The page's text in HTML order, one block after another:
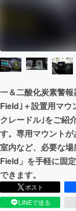
一＆二酸化炭素警
Field｣＋設置用マウ
クレードル｣をご紹
す。専用マウント
室内など、必要な
Field」を手軽に固
できます。
ポスト
LINEで送る